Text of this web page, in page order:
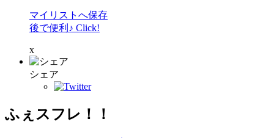
マイリストへ保存
後で便利♪ Click!
x
シェア
ふぇスフレ！！